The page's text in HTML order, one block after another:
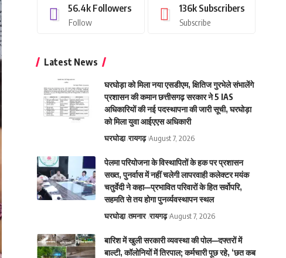
56.4k Followers
Follow
136k Subscribers
Subscribe
Latest News
घरघोड़ा को मिला नया एसडीएम, क्षितिज गुरभेले संभालेंगे
प्रशासन की कमान छत्तीसगढ़ सरकार ने 5 IAS
अधिकारियों की नई पदस्थापना की जारी सूची, घरघोड़ा
को मिला युवा आईएएस अधिकारी
घरघोडा़ रायगढ़ August 7, 2026
पेलमा परियोजना के विस्थापितों के हक पर प्रशासन
सख्त, पुनर्वास में नहीं चलेगी लापरवाही कलेक्टर मयंक
चतुर्वेदी ने कहा—प्रभावित परिवारों के हित सर्वोपरि,
सहमति से तय होगा पुनर्व्यवस्थापन स्थल
घरघोडा़ तमनार रायगढ़ August 7, 2026
बारिश में खुली सरकारी व्यवस्था की पोल—दफ्तरों में
बाल्टी, कॉलोनियों में तिरपाल; कर्मचारी पूछ रहे, ‘छत कब